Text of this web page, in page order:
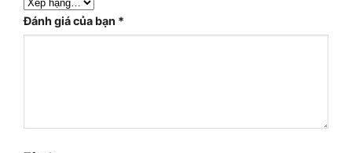
Đánh giá của bạn *